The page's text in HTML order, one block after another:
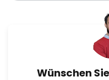
Wünschen